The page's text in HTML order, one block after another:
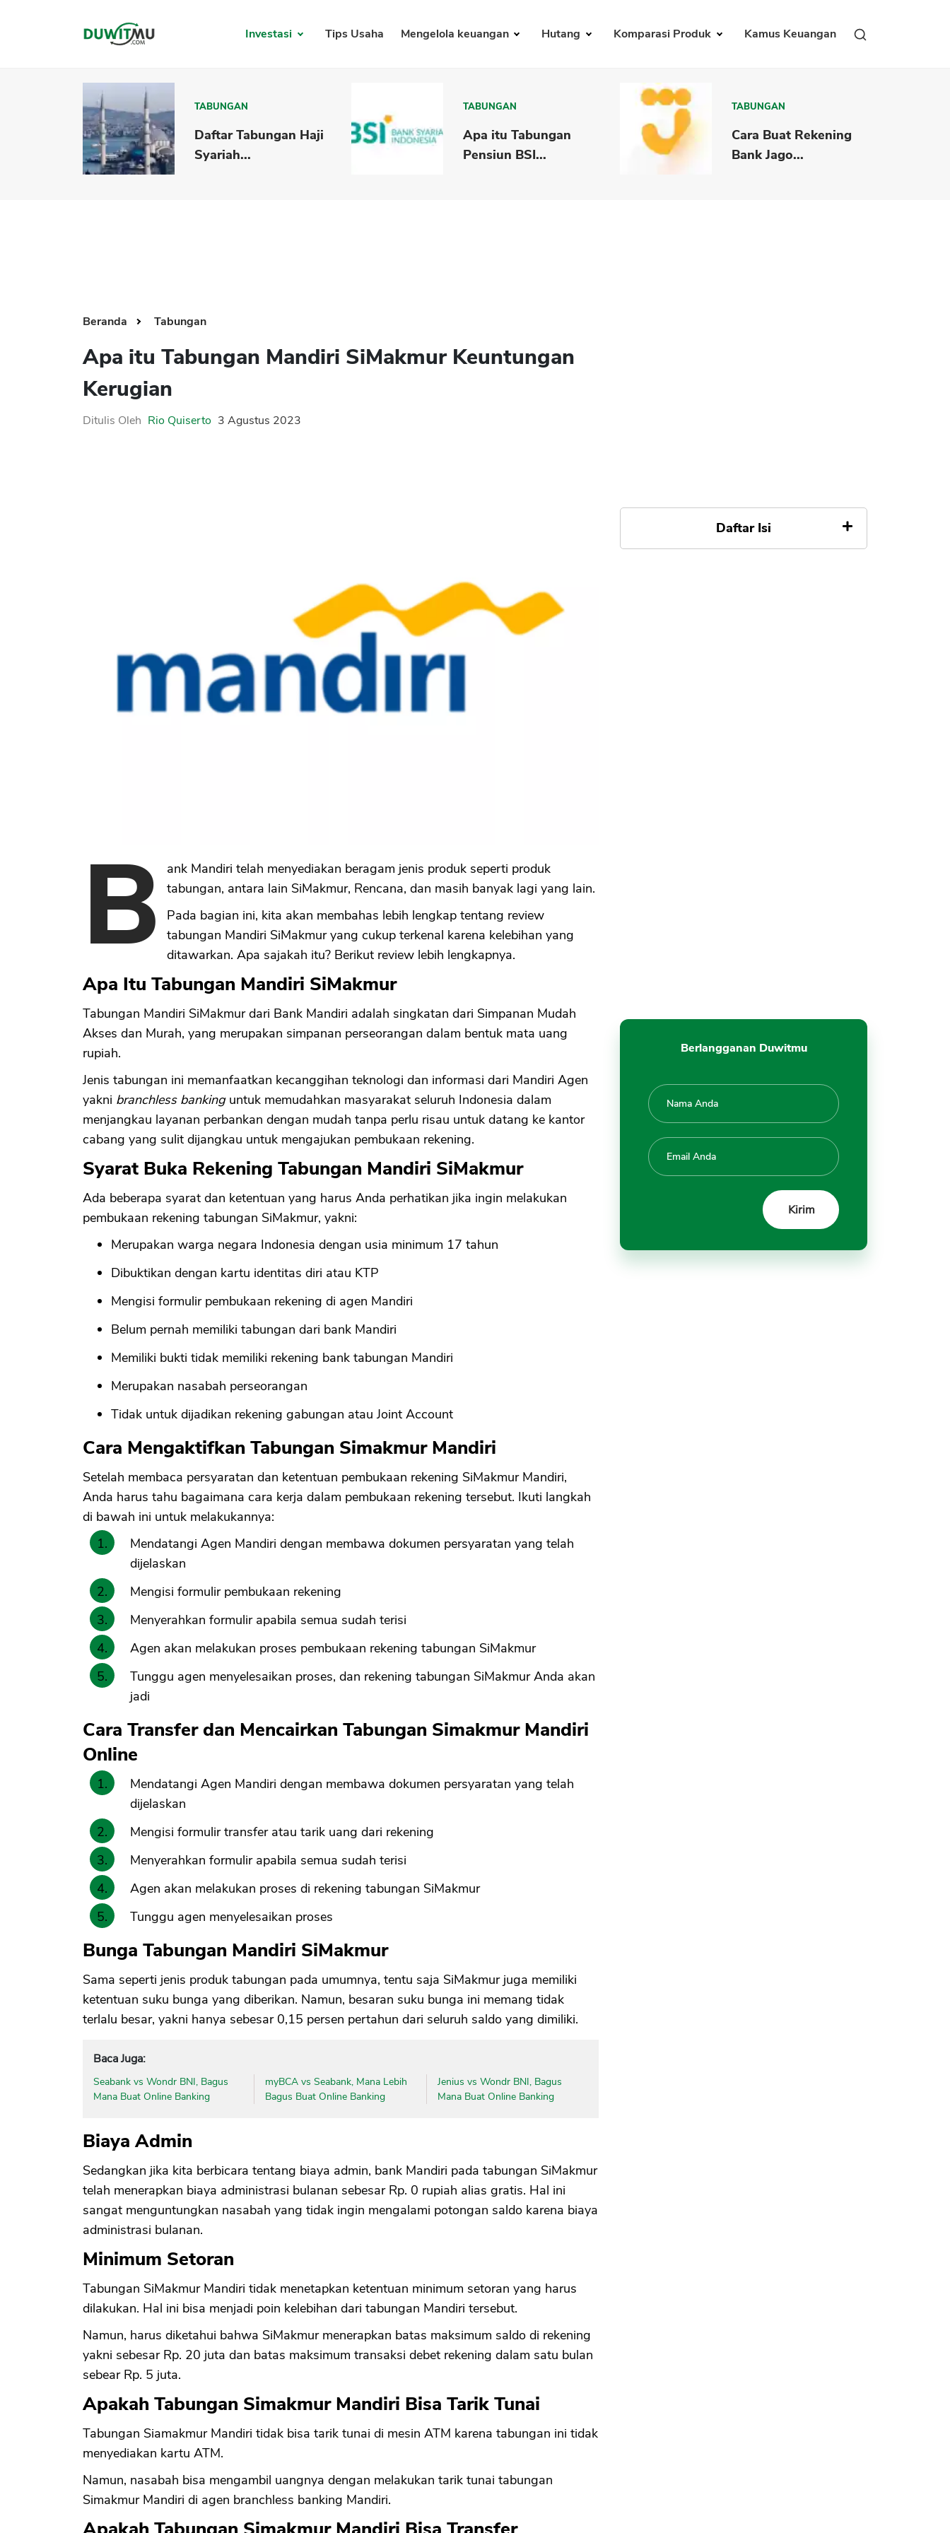
Investasi Tips Usaha Mengelola keuangan Hutang Komparasi Produk Kamus Keuangan
TABUNGAN
Daftar Tabungan Haji
Syariah...
TABUNGAN
Apa itu Tabungan
Pensiun BSI...
TABUNGAN
Cara Buat Rekening
Bank Jago...
Beranda Tabungan
Apa itu Tabungan Mandiri SiMakmur Keuntungan
Kerugian
Ditulis Oleh Rio Quiserto 3 Agustus 2023
B
ank Mandiri telah menyediakan beragam jenis produk seperti produk
tabungan, antara lain SiMakmur, Rencana, dan masih banyak lagi yang lain.
Pada bagian ini, kita akan membahas lebih lengkap tentang review
tabungan Mandiri SiMakmur yang cukup terkenal karena kelebihan yang
ditawarkan. Apa sajakah itu? Berikut review lebih lengkapnya.
Apa Itu Tabungan Mandiri SiMakmur
Tabungan Mandiri SiMakmur dari Bank Mandiri adalah singkatan dari Simpanan Mudah
Akses dan Murah, yang merupakan simpanan perseorangan dalam bentuk mata uang
rupiah.
Jenis tabungan ini memanfaatkan kecanggihan teknologi dan informasi dari Mandiri Agen
yakni branchless bankinguntuk memudahkan masyarakat seluruh Indonesia dalam
menjangkau layanan perbankan dengan mudah tanpa perlu risau untuk datang ke kantor
cabang yang sulit dijangkau untuk mengajukan pembukaan rekening.
Syarat Buka Rekening Tabungan Mandiri SiMakmur
Ada beberapa syarat dan ketentuan yang harus Anda perhatikan jika ingin melakukan
pembukaan rekening tabungan SiMakmur, yakni:
Merupakan warga negara Indonesia dengan usia minimum 17 tahun
Dibuktikan dengan kartu identitas diri atau KTP
Mengisi formulir pembukaan rekening di agen Mandiri
Belum pernah memiliki tabungan dari bank Mandiri
Memiliki bukti tidak memiliki rekening bank tabungan Mandiri
Merupakan nasabah perseorangan
Tidak untuk dijadikan rekening gabungan atau Joint Account
Cara Mengaktifkan Tabungan Simakmur Mandiri
Setelah membaca persyaratan dan ketentuan pembukaan rekening SiMakmur Mandiri,
Anda harus tahu bagaimana cara kerja dalam pembukaan rekening tersebut. Ikuti langkah
di bawah ini untuk melakukannya:
Mendatangi Agen Mandiri dengan membawa dokumen persyaratan yang telah
dijelaskan
Mengisi formulir pembukaan rekening
Menyerahkan formulir apabila semua sudah terisi
Agen akan melakukan proses pembukaan rekening tabungan SiMakmur
Tunggu agen menyelesaikan proses, dan rekening tabungan SiMakmur Anda akan
jadi
Cara Transfer dan Mencairkan Tabungan Simakmur Mandiri
Online
Mendatangi Agen Mandiri dengan membawa dokumen persyaratan yang telah
dijelaskan
Mengisi formulir transfer atau tarik uang dari rekening
Menyerahkan formulir apabila semua sudah terisi
Agen akan melakukan proses di rekening tabungan SiMakmur
Tunggu agen menyelesaikan proses
Bunga Tabungan Mandiri SiMakmur
Sama seperti jenis produk tabungan pada umumnya, tentu saja SiMakmur juga memiliki
ketentuan suku bunga yang diberikan. Namun, besaran suku bunga ini memang tidak
terlalu besar, yakni hanya sebesar 0,15 persen pertahun dari seluruh saldo yang dimiliki.
Baca Juga:
Seabank vs Wondr BNI, Bagus
Mana Buat Online Banking
myBCA vs Seabank, Mana Lebih
Bagus Buat Online Banking
Jenius vs Wondr BNI, Bagus
Mana Buat Online Banking
Biaya Admin
Sedangkan jika kita berbicara tentang biaya admin, bank Mandiri pada tabungan SiMakmur
telah menerapkan biaya administrasi bulanan sebesar Rp. 0 rupiah alias gratis. Hal ini
sangat menguntungkan nasabah yang tidak ingin mengalami potongan saldo karena biaya
administrasi bulanan.
Minimum Setoran
Tabungan SiMakmur Mandiri tidak menetapkan ketentuan minimum setoran yang harus
dilakukan. Hal ini bisa menjadi poin kelebihan dari tabungan Mandiri tersebut.
Namun, harus diketahui bahwa SiMakmur menerapkan batas maksimum saldo di rekening
yakni sebesar Rp. 20 juta dan batas maksimum transaksi debet rekening dalam satu bulan
sebear Rp. 5 juta.
Apakah Tabungan Simakmur Mandiri Bisa Tarik Tunai
Tabungan Siamakmur Mandiri tidak bisa tarik tunai di mesin ATM karena tabungan ini tidak
menyediakan kartu ATM.
Namun, nasabah bisa mengambil uangnya dengan melakukan tarik tunai tabungan
Simakmur Mandiri di agen branchless banking Mandiri.
Daftar Isi
Berlangganan Duwitmu